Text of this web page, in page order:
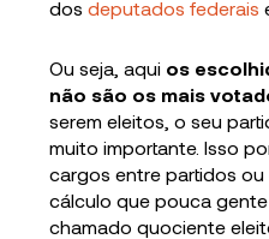
dosdeputados federais
Ou seja, aqui os
não são os mais
serem eleitos, o seu
muito importante. Isso
cargos entre partidos
cálculo que pouca
chamado quociente